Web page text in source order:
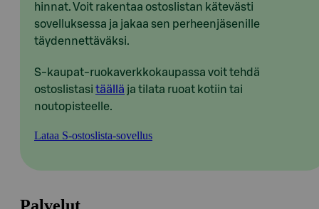
hinnat. Voit rakentaa ostoslistan kätevästi
sovelluksessa ja jakaa sen perheenjäsenille
täydennettäväksi.
S-kaupat-ruokaverkkokaupassa voit tehdä
ostoslistasi täällä ja tilata ruoat kotiin tai
noutopisteelle.
Lataa S-ostoslista-sovellus
Palvelut